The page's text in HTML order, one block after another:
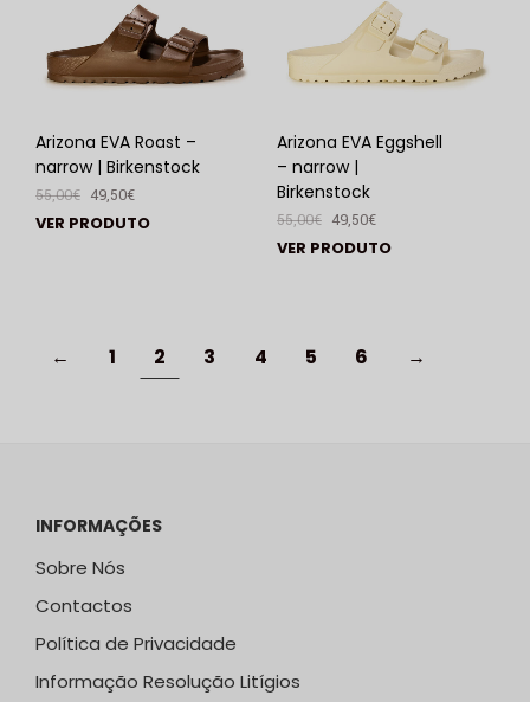
Arizona EVA Roast –
narrow | Birkenstock
55,00€ 49,50€
VER PRODUTO
Arizona EVA Eggshell
– narrow |
Birkenstock
55,00€ 49,50€
VER PRODUTO
← 1 2 3 4 5 6 →
INFORMAÇÕES
Sobre Nós
Contactos
Política de Privacidade
Informação Resolução Litígios